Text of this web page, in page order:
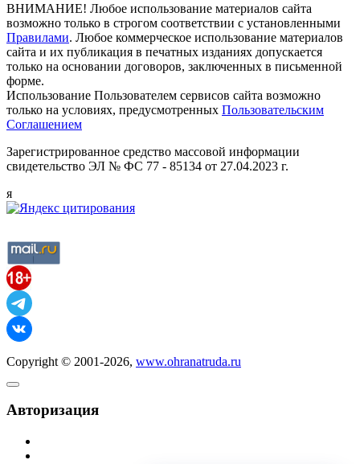
ВНИМАНИЕ! Любое использование материалов сайта
возможно только в строгом соответствии с установленными
Правилами. Любое коммерческое использование материалов
сайта и их публикация в печатных изданиях допускается
только на основании договоров, заключенных в письменной
форме.
Использование Пользователем сервисов сайта возможно
только на условиях, предусмотренных Пользовательским
Соглашением
Зарегистрированное средство массовой информации
свидетельство ЭЛ № ФС 77 - 85134 от 27.04.2023 г.
я
Copyright © 2001-2026, www.ohranatruda.ru
Авторизация